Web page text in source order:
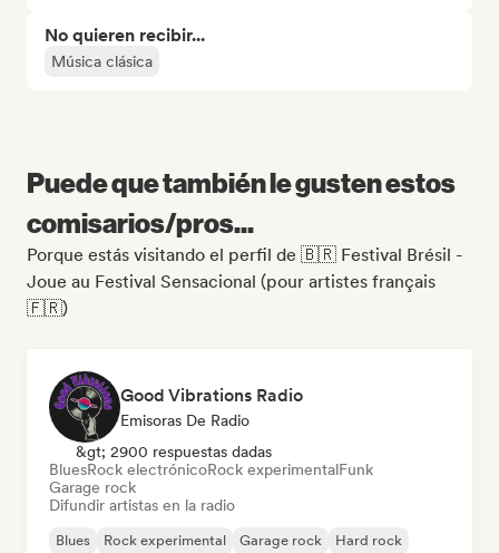
No quieren recibir...
Música clásica
Puede que también le gusten estos
comisarios/pros...
Porque estás visitando el perfil de 🇧🇷 Festival Brésil -
Joue au Festival Sensacional (pour artistes français
🇫🇷)
Good Vibrations Radio
Emisoras De Radio
&gt; 2900 respuestas dadas
BluesRock electrónicoRock experimentalFunk
Garage rock
Difundir artistas en la radio
Blues Rock experimental Garage rock
Hard rock